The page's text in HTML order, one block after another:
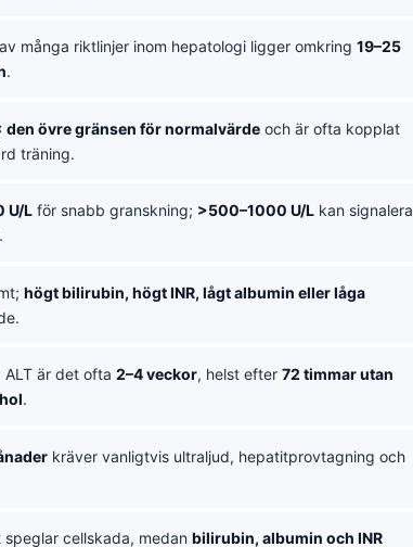
många riktlinjer inom hepatologi ligger omkring 19–25
.
den övre gränsen för normalvärde och är ofta kopplat
träning.
U/L för snabb granskning; >500–1000 U/L kan signalera
högt bilirubin, högt INR, lågt albumin eller låga
ALT är det ofta 2–4 veckor, helst efter 72 timmar utan
.
kräver vanligtvis ultraljud, hepatitprovtagning och
speglar cellskada, medan bilirubin, albumin och INR